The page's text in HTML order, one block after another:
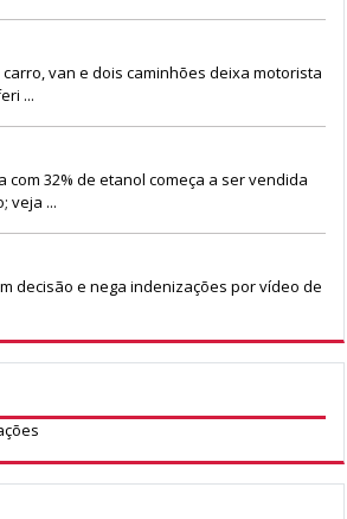
carro, van e dois caminhões deixa motorista
...
com 32% de etanol começa a ser vendida
veja ...
decisão e nega indenizações por vídeo de